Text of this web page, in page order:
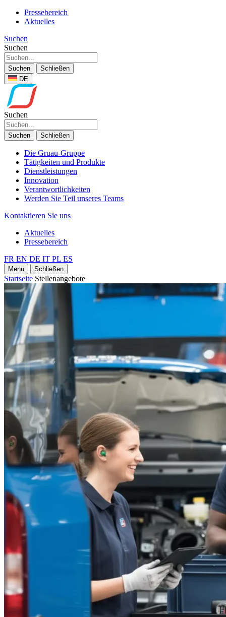
Pressebereich
Aktuelles
Suchen
Suchen
Suchen
Schließen
DE
Suchen
Suchen Schließen
Die Gruau-Gruppe
Tätigkeiten und Produkte
Dienstleistungen
Innovation
Verantwortlichkeiten
Werden Sie Teil unseres Teams
Kontaktieren Sie uns
Aktuelles
Pressebereich
FR EN DE IT PL ES
Menü Schließen
Startseite Stellenangebote